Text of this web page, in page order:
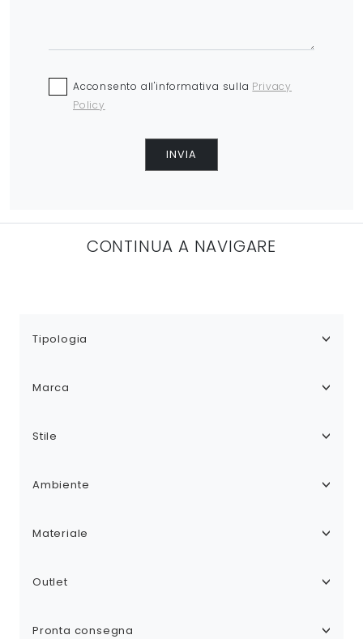
Acconsento all'informativa sulla Privacy
Policy
INVIA
CONTINUA A NAVIGARE
Tipologia
Marca
Stile
Ambiente
Materiale
Outlet
Pronta consegna